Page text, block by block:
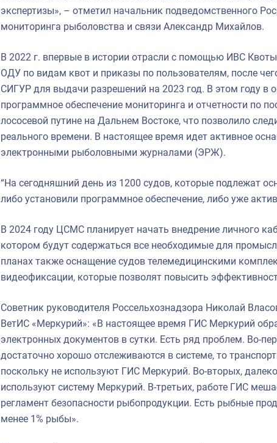
экспертизы», – отметил начальник подведомственного
мониторинга рыболовства и связи Александр Михайлов.
В 2022 г. впервые в истории отрасли с помощью ИВС
ОДУ по видам квот и приказы по пользователям, после
СИГУР для выдачи разрешений на 2023 год. В этом году
программное обеспечение мониторинга и отчетности по
лососевой путине на Дальнем Востоке, что позволило
реального времени. В настоящее время идет активное
электронными рыболовными журналами (ЭРЖ).
“На сегодняшний день из 1200 судов, которые подлежат
либо установили программное обеспечение, либо уже
В 2024 году ЦСМС планирует начать внедрение личного
котором будут содержаться все необходимые для
планах также оснащение судов телемедицинскими
видеофиксации, которые позволят повысить
Советник руководителя Россельхознадзора Николай
ВетИС «Меркурий»: «В настоящее время ГИС Меркурий
электронных документов в сутки. Есть ряд проблем. Во-
достаточно хорошо отслеживаются в системе, то
поскольку не используют ГИС Меркурий. Во-вторых,
используют систему Меркурий. В-третьих, работе ГИС
регламент безопасности рыбопродукции. Есть рыбные
менее 1% рыбы».